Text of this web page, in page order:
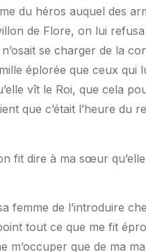
du héros auquel des
de Flore, on lui
se charger de la
éplorée que ceux
vît le Roi, que cela
que c’était l’heure du
fit dire à ma sœur
de l’introduire
tout ce que me fit
m’occuper que de ma